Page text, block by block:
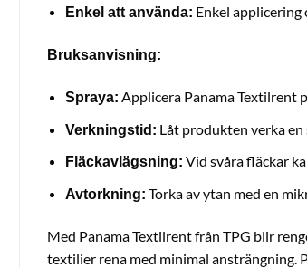
Enkel att använda: Enkel applicering
Bruksanvisning:
Spraya: Applicera Panama Textilrent
Verkningstid: Låt produkten verka
Fläckavlägsning: Vid svåra fläckar
Avtorkning: Torka av ytan med en
Med Panama Textilrent från TPG blir
textilier rena med minimal ansträngning.